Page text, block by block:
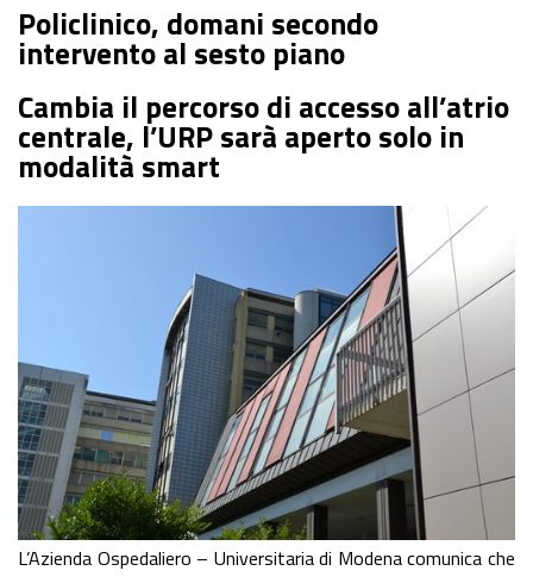
Policlinico, domani secondo
intervento al sesto piano
Cambia il percorso di accesso all’atrio
centrale, l’URP sarà aperto solo in
modalità smart
L’Azienda Ospedaliero – Universitaria di Modena comunica che